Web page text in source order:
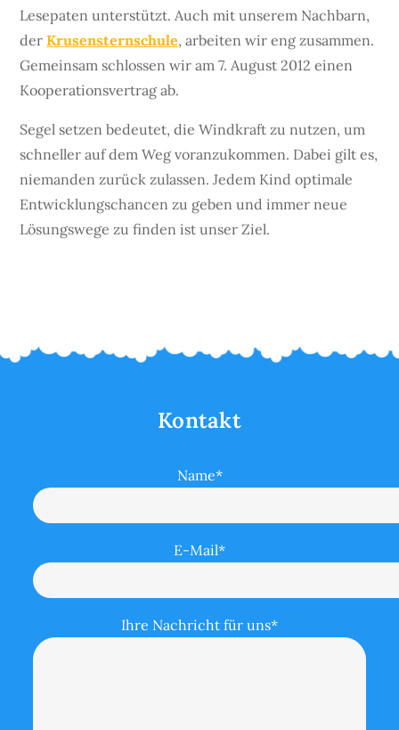
Lesepaten unterstützt. Auch mit unserem Nachbarn,
derKrusensternschule, arbeiten wir eng zusammen.
Gemeinsam schlossen wir am 7. August 2012 einen
Kooperationsvertrag ab.
Segel setzen bedeutet, die Windkraft zu nutzen, um
schneller auf dem Weg voranzukommen. Dabei gilt es,
niemanden zurück zulassen. Jedem Kind optimale
Entwicklungschancen zu geben und immer neue
Lösungswege zu finden ist unser Ziel.
Kontakt
Name*
E-Mail*
Ihre Nachricht für uns*